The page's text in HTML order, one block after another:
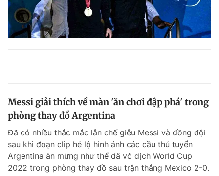
Messi giải thích về màn 'ăn chơi đập phá' trong
phòng thay đồ Argentina
Đã có nhiều thắc mắc lẫn chế giễu Messi và đồng đội
sau khi đoạn clip hé lộ hình ảnh các cầu thủ tuyển
Argentina ăn mừng như thể đã vô địch World Cup
2022 trong phòng thay đồ sau trận thắng Mexico 2-0.